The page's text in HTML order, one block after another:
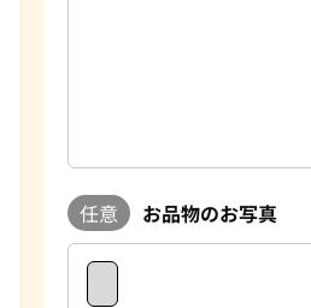
任意 お品物のお写真